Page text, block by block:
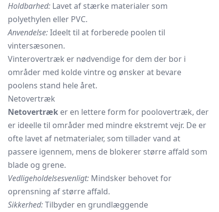
Holdbarhed: Lavet af stærke materialer som
polyethylen eller PVC.
Anvendelse:Ideelt til at forberede poolen til
vintersæsonen.
Vinterovertræk er nødvendige for dem der bor i
områder med kolde vintre og ønsker at bevare
poolens stand hele året.
Netovertræk
Netovertræk er en lettere form for poolovertræk, der
er ideelle til områder med mindre ekstremt vejr. De er
ofte lavet af netmaterialer, som tillader vand at
passere igennem, mens de blokerer større affald som
blade og grene.
Vedligeholdelsesvenligt: Mindsker behovet for
oprensning af større affald.
Sikkerhed:Tilbyder en grundlæggende